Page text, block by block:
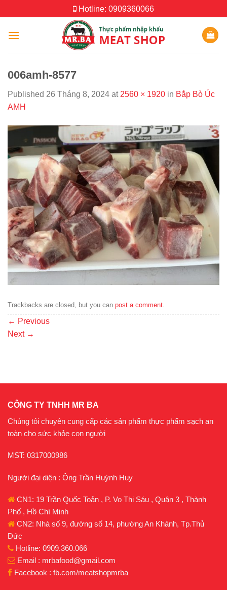
to
content
Hotline: 0909360066
006amh-8577
Published 26 Tháng 8, 2024 at 2560 × 1920 in Bắp Bò Úc
AMH
Trackbacks are closed, but you can post a comment.
← Previous
Next →
CÔNG TY TNHH MR BA
Chúng tôi chuyên cung cấp các sản phẩm thực phẩm sạch an
toàn cho sức khỏe con người
MST: 0317000986
Người đại diện : Ông Trần Huỳnh Huy
CN1: 19 Trần Quốc Toản , P. Vo Thi Sáu , Quận 3 , Thành
Phố , Hồ Chí Minh
CN2: Nhà số 9, đường số 14, phường An Khánh, Tp.Thủ
Đức
Hotline: 0909.360.066
Email : mrbafood@gmail.com
Facebook : fb.com/meatshopmrba